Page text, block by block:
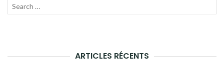
Recherche
ARTICLES RÉCENTS